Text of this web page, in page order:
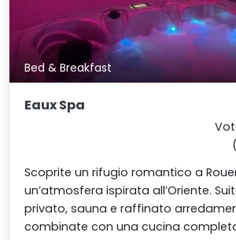
Bed & Breakfast
Eaux Spa
Scoprite un rifugio romantico a
un’atmosfera ispirata all’Oriente.
privato, sauna e raffinato
combinate con una cucina